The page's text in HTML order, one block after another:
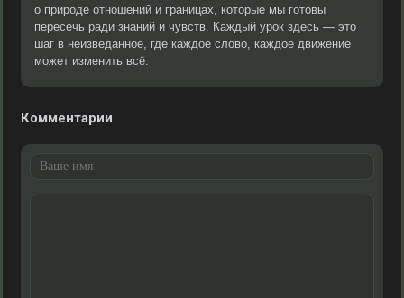
о природе отношений и границах, которые мы готовы
пересечь ради знаний и чувств. Каждый урок здесь — это
шаг в неизведанное, где каждое слово, каждое движение
может изменить всё.
Комментарии